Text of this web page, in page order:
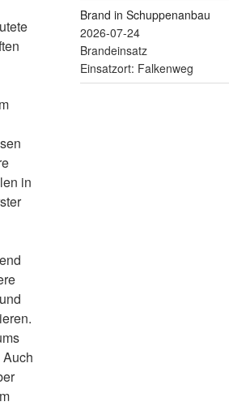
in
Brand in Schuppenanbau
2026-07-24
Brandeinsatz
Einsatzort: Falkenweg